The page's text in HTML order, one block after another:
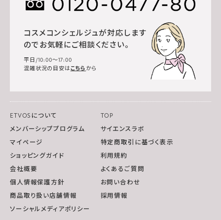
コスメコンシェルジュが対応します
のでお気軽にご相談ください。
平日/10:00～17:00
混雑状況の目安はこちら から
ETVOSについて
TOP
メンバーシッププログラム
サイエンスラボ
マイページ
特定商取引に基づく表示
ショッピングガイド
利用規約
会社概要
よくあるご質問
個人情報保護方針
お問い合わせ
商品取り扱い店舗情報
採用情報
ソーシャルメディアポリシー